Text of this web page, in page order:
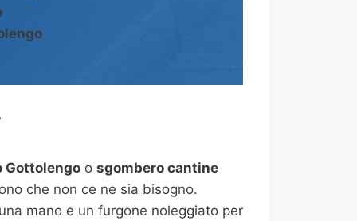
Gottolengo o sgombero cantine
che non ce ne sia bisogno.
mano e un furgone noleggiato per